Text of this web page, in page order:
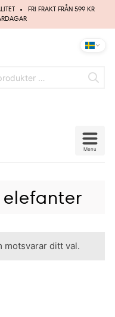
FRI FRAKT FRÅN 599 KR
Menu
motsvarar ditt val.